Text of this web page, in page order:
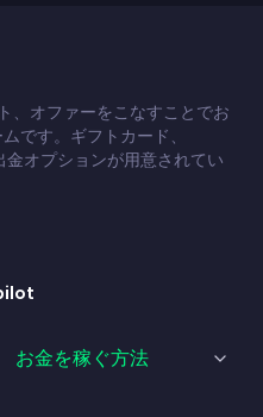
、オファーをこなすことでお
です。ギフトカード、
オプションが用意されてい
お金を稼ぐ方法